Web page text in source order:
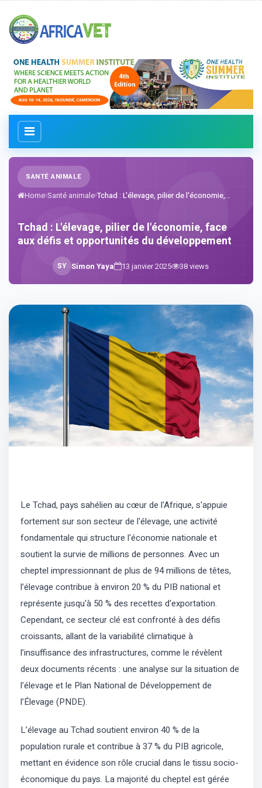
Home Santé animale Tchad : L'élevage, pilier de l'économie,...
SANTÉ ANIMALE
Tchad : L'élevage, pilier de l'économie, face
aux défis et opportunités du développement
SY Simon Yaya 13 janvier 2025 38views
Le Tchad, pays sahélien au cœur de l'Afrique, s'appuie
fortement sur son secteur de l'élevage, une activité
fondamentale qui structure l'économie nationale et
soutient la survie de millions de personnes. Avec un
cheptel impressionnant de plus de 94 millions de têtes,
l’élevage contribue à environ 20 % du PIB national et
représente jusqu'à 50 % des recettes d'exportation.
Cependant, ce secteur clé est confronté à des défis
croissants, allant de la variabilité climatique à
l’insuffisance des infrastructures, comme le révèlent
deux documents récents : une analyse sur la situation de
l’élevage et le Plan National de Développement de
l’Élevage (PNDE).
L’élevage au Tchad soutient environ 40 % de la
population rurale et contribue à 37 % du PIB agricole,
mettant en évidence son rôle crucial dans le tissu socio-
économique du pays. La majorité du cheptel est gérée